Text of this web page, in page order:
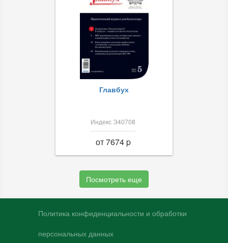
Главбух
Индекс Э40708
от 7674 p
Посмотреть еще
Политика конфиденциальности и обработки
персональных данных